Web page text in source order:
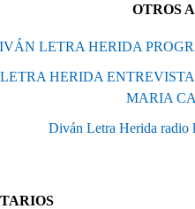
OTROS
LETRA HERIDA
HERIDA
MARIA
Diván Letra Herida radio